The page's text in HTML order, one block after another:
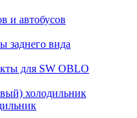
и автобусов
заднего вида
для SW OBLO
холодильник